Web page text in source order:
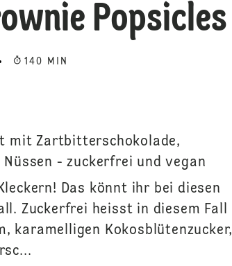
Popsicles
140 MIN
mit Zartbitterschokolade,
- zuckerfrei und vegan
Das könnt ihr bei diesen
Zuckerfrei heisst in diesem Fall
karamelligen Kokosblütenzucker,